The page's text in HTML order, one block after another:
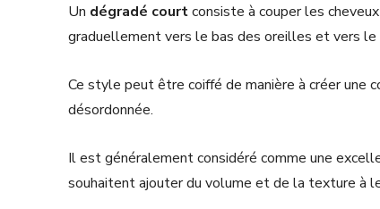
Un dégradé courtconsiste à couper les
graduellement vers le bas des oreilles et vers le
Ce style peut être coiffé de manière à créer
désordonnée.
Il est généralement considéré comme une
souhaitent ajouter du volume et de la texture à